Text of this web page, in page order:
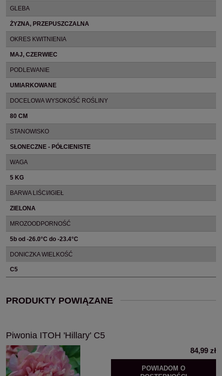
GLEBA
ŻYZNA, PRZEPUSZCZALNA
OKRES KWITNIENIA
MAJ, CZERWIEC
PODLEWANIE
UMIARKOWANE
DOCELOWA WYSOKOŚĆ ROŚLINY
80 CM
STANOWISKO
SŁONECZNE - PÓŁCIENISTE
WAGA
5 KG
BARWA LIŚCI/IGIEŁ
ZIELONA
MROZOODPORNOŚĆ
5b od -26.0°C do -23.4°C
DONICZKA WIELKOŚĆ
C5
PRODUKTY POWIĄZANE
Piwonia ITOH 'Hillary' C5
84,99 zł
POWIADOM O